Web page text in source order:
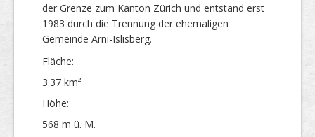
der Grenze zum Kanton Zürich und entstand erst
1983 durch die Trennung der ehemaligen
Gemeinde Arni-Islisberg.
Fläche:
3.37 km²
Höhe:
568 m ü. M.